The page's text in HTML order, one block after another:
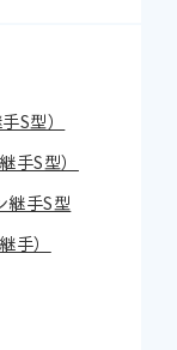
S型）
手S型）
継手S型
手）